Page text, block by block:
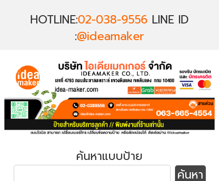
HOTLINE:02-038-9556 LINE ID
:@ideamaker
ค้นหาแบบป้าย